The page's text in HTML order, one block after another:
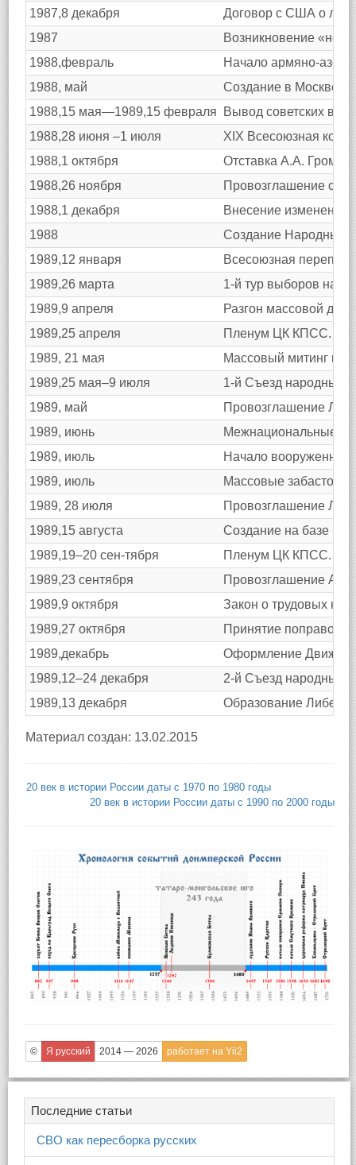
1987,8 декабря
Договор с США о
1987
Возникновение
1988,февраль
Начало армяно-
1988, май
Создание в Москве
1988,15 мая—1989,15 февраля
Вывод советских
1988,28 июня –1 июля
XIX Всесоюзная
1988,1 октября
Отставка А.А.
1988,26 ноября
Провозглашение
1988,1 декабря
Внесение изменений
1988
Создание Народных
1989,12 января
Всесоюзная
1989,26 марта
1-й тур выборов
1989,9 апреля
Разгон массовой
1989,25 апреля
Пленум ЦК КПСС.
1989, 21 мая
Массовый митинг в
1989,25 мая–9 июля
1-й Съезд народных
1989, май
Провозглашение
1989, июнь
Межнациональные
1989, июль
Начало вооруженных
1989, июль
Массовые
1989, 28 июля
Провозглашение
1989,15 августа
Создание на базе
1989,19–20 сен-тября
Пленум ЦК КПСС.
1989,23 сентября
Провозглашение
1989,9 октября
Закон о трудовых
1989,27 октября
Принятие поправок
1989,декабрь
Оформление
1989,12–24 декабря
2-й Съезд народных
1989,13 декабря
Образование
Материал создан: 13.02.2015
20 век в истории России даты с 1970 по 1980 годы
20 век в истории России даты с 1990 по 2000 годы
© Я русский 2014 — 2026 работает на Yii2
Последние статьи
СВО как пересборка русских